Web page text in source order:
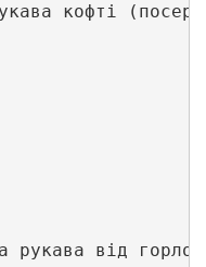
кофті
рукава від